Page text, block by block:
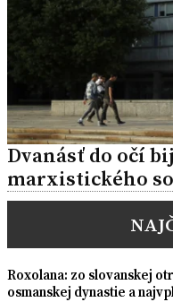
Dvanásť do očí
marxistického
Roxolana: zo slovanskej
osmanskej dynastie a